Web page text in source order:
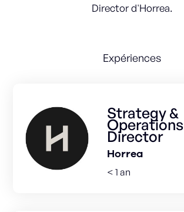
Director d'Horrea.
Expériences
Strategy &
Operations
Director
Horrea
< 1 an